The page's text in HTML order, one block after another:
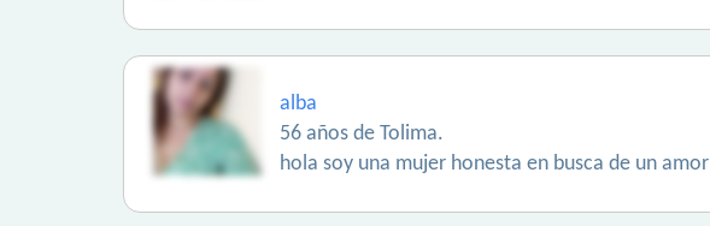
alba
56 años de Tolima.
hola soy una mujer honesta en busca de un amor